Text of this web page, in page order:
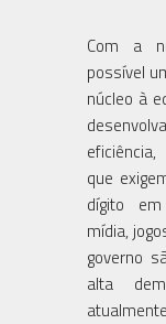
Com a
possível
núcleo à
que
dígito
mídia,
governo
alta